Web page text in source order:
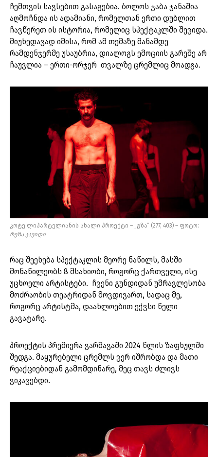
ჩემთვის სავსებით გასაგებია. ბოლოს ჯაბა ჯანაშია
აღმოჩნდა ის ადამიანი, რომელთან ერთი დუბლით
ჩავწერეთ ის ისტორია, რომელიც სპექტაკლში შევიდა.
მიუხედავად იმისა, რომ ამ თემაზე მანამდე
რამდენჯერმე უსაუბრია, დიალოგს ემოციის გარეშე არ
ჩაუვლია – ერთი-ორჯერ თვალზე ცრემლიც მოადგა.
კოტე ლიპარტელიანის ახალი პროექტი – „გზა“ (277, 403) – ფოტო:
რეზა ჯავიდი
რაც შეეხება სპექტაკლის მეორე ნაწილს, მასში
მონაწილეობს 8 მსახიობი, როგორც ქართველი, ისე
უცხოელი არტისტები. ჩვენი გუნდიდან უმრავლესობა
მოძრაობის თეატრიდან მოვდივართ, სადაც მე,
როგორც არტისტმა, დაახლოებით ექვსი წელი
გავატარე.
პროექტის პრემიერა ვარშავაში 2024 წლის ზაფხულში
შედგა. მაყურებელი ცრემლს ვერ იშრობდა და მათი
რეაქციებიდან გამომდინარე, მეც თავს ძლივს
ვიკავებდი.